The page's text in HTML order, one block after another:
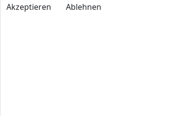
Akzeptieren
Ablehnen